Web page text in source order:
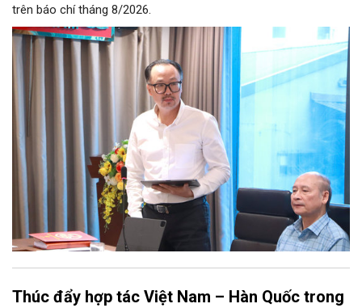
trên báo chí tháng 8/2026.
Thúc đẩy hợp tác Việt Nam – Hàn Quốc trong